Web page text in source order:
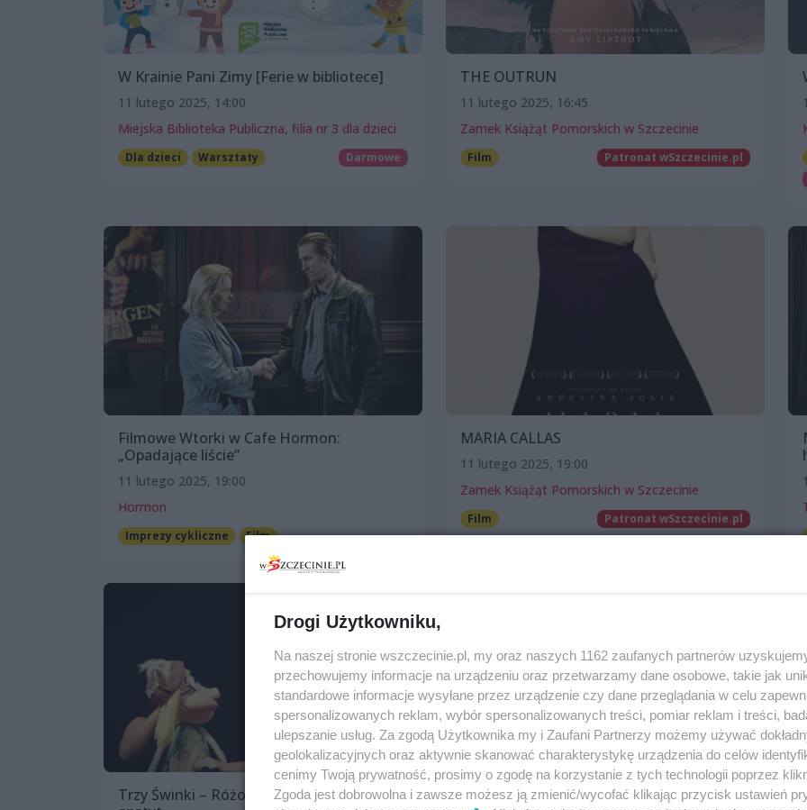
W Krainie Pani Zimy [Ferie w bibliotece]
11 lutego 2025, 14:00
Miejska Biblioteka Publiczna, filia nr 3 dla dzieci
Dla dzieci Warsztaty Darmowe
THE OUTRUN
11 lutego 2025, 16:45
Zamek Książąt Pomorskich w Szczecinie
Film Patronat wSzczecinie.pl
Filmowe Wtorki w Cafe Hormon:
„Opadające liście”
11 lutego 2025, 19:00
Hormon
Imprezy cykliczne Film
MARIA CALLAS
11 lutego 2025, 19:00
Zamek Książąt Pomorskich w Szczecinie
Film Patronat wSzczecinie.pl
Trzy Świnki – Różowe Trio kontra wilczy
Opowieści o wielkich szczecinianach [Ferie
Drogi Użytkowniku,
Na naszej stronie wszczecinie.pl, my oraz naszych 1162 zaufanych partnerów
przechowujemy informacje na urządzeniu oraz przetwarzamy dane osobowe, takie jak
standardowe informacje wysyłane przez urządzenie czy dane przeglądania w celu
spersonalizowanych reklam, wybór spersonalizowanych treści, pomiar reklam i treści,
ulepszanie usług. Za zgodą Użytkownika my i Zaufani Partnerzy możemy używać
geolokalizacyjnych oraz aktywnie skanować charakterystykę urządzenia do celów
cenimy Twoją prywatność, prosimy o zgodę na korzystanie z tych technologii poprzez
Zgoda jest dobrowolna i zawsze możesz ją zmienić/wycofać klikając przycisk ustawień